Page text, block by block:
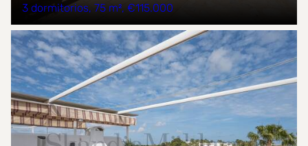
3 dormitorios 75 m² €115.000